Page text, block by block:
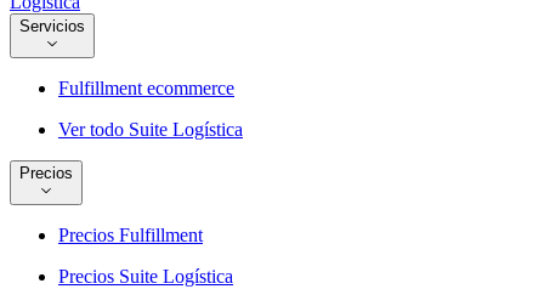
Servicios
Fulfillment ecommerce
Ver todo Suite Logística
Precios
Precios Fulfillment
Precios Suite Logística